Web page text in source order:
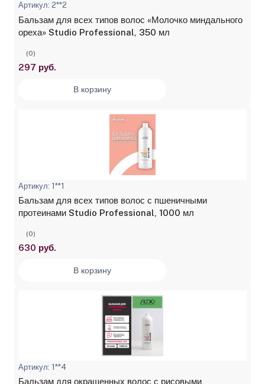
Артикул: 2**2
Бальзам для всех типов волос «Молочко миндального
ореха» Studio Professional, 350 мл
(0)
297 руб.
В корзину
Артикул: 1**1
Бальзам для всех типов волос с пшеничными
протеинами Studio Professional, 1000 мл
(0)
630 руб.
В корзину
Артикул: 1**4
Бальзам для окрашенных волос с рисовыми